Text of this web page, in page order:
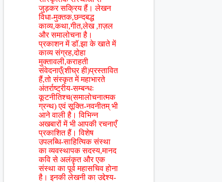
जुड़कर सक्रिय हैं। लेखन
विधा-मुक्तक,छन्दबद्ध
काव्य,कथा,गीत,लेख ,ग़ज़ल
और समालोचना है।
प्रकाशन में डॉ.झा के खाते में
काव्य संग्रह,दोहा
मुक्तावली,कराहती
संवेदनाएँ(शीघ्र ही)प्रस्तावित
हैं,तो संस्कृत में महाभारते
अंतर्राष्ट्रीय-सम्बन्धः
कूटनीतिश्च(समालोचनात्मक
ग्रन्थ) एवं सूक्ति-नवनीतम् भी
आने वाली है। विभिन्न
अखबारों में भी आपकी रचनाएँ
प्रकाशित हैं। विशेष
उपलब्धि-साहित्यिक संस्था
का व्यवस्थापक सदस्य,मानद
कवि से अलंकृत और एक
संस्था का पूर्व महासचिव होना
है। इनकी लेखनी का उद्देश्य-